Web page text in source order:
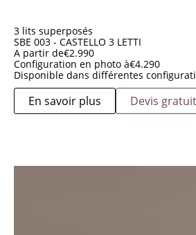
3 lits superposés
SBE 003 - CASTELLO 3 LETTI
A partir de€2.990
Configuration en photo à€4.290
Disponible dans différentes
En savoir plus Devis gratuit